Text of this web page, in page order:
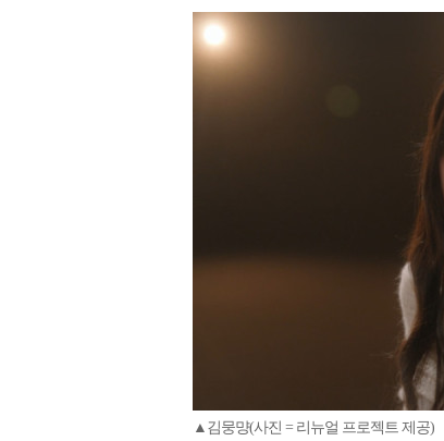
▲김뭉먕(사진 = 리뉴얼 프로젝트 제공)